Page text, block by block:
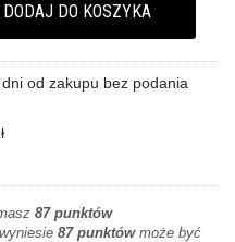
DODAJ DO KOSZYKA
od zakupu bez podania
87punktów
87punktówmoże być